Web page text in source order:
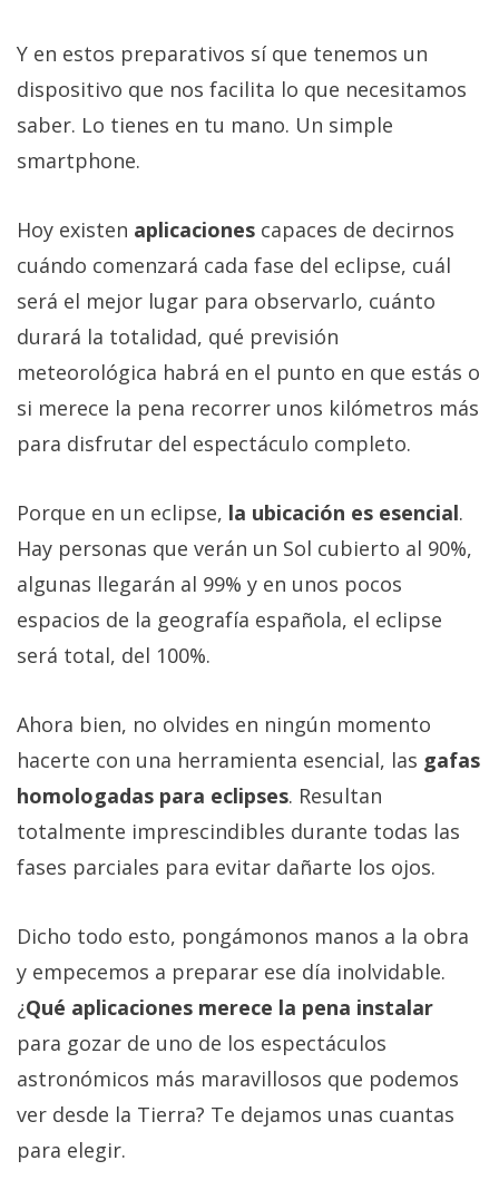
Y en estos preparativos sí que tenemos un
dispositivo que nos facilita lo que necesitamos
saber. Lo tienes en tu mano. Un simple
smartphone.
Hoy existen aplicaciones capaces de decirnos
cuándo comenzará cada fase del eclipse, cuál
será el mejor lugar para observarlo, cuánto
durará la totalidad, qué previsión
meteorológica habrá en el punto en que estás o
si merece la pena recorrer unos kilómetros más
para disfrutar del espectáculo completo.
Porque en un eclipse, la ubicación es esencial.
Hay personas que verán un Sol cubierto al 90%,
algunas llegarán al 99% y en unos pocos
espacios de la geografía española, el eclipse
será total, del 100%.
Ahora bien, no olvides en ningún momento
hacerte con una herramienta esencial, las gafas
homologadas para eclipses. Resultan
totalmente imprescindibles durante todas las
fases parciales para evitar dañarte los ojos.
Dicho todo esto, pongámonos manos a la obra
y empecemos a preparar ese día inolvidable.
¿Qué aplicaciones merece la pena instalar
para gozar de uno de los espectáculos
astronómicos más maravillosos que podemos
ver desde la Tierra? Te dejamos unas cuantas
para elegir.